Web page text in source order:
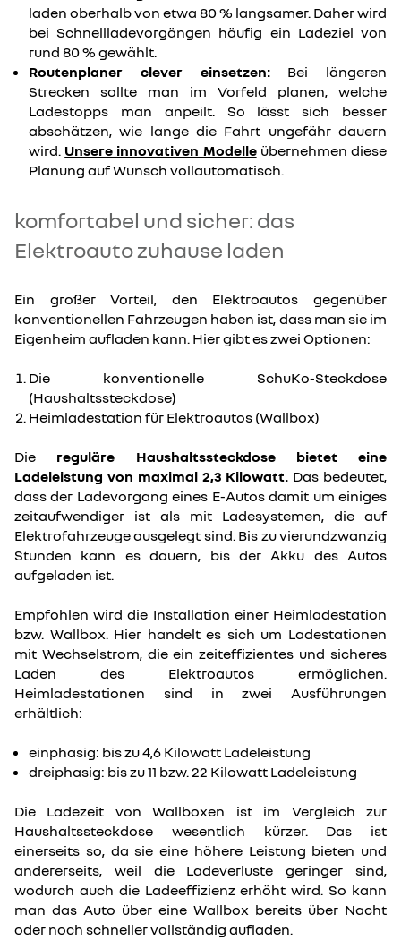
laden oberhalb von etwa 80 % langsamer. Daher wird
bei Schnellladevorgängen häufig ein Ladeziel von
rund 80 % gewählt.
Routenplaner clever einsetzen: Bei längeren
Strecken sollte man im Vorfeld planen, welche
Ladestopps man anpeilt. So lässt sich besser
abschätzen, wie lange die Fahrt ungefähr dauern
wird. Unsere innovativen Modelleübernehmen diese
Planung auf Wunsch vollautomatisch.
komfortabel und sicher: das
Elektroauto zuhause laden
Ein großer Vorteil, den Elektroautos gegenüber
konventionellen Fahrzeugen haben ist, dass man sie im
Eigenheim aufladen kann. Hier gibt es zwei Optionen:
Die konventionelle SchuKo-Steckdose
(Haushaltssteckdose)
Heimladestation für Elektroautos (Wallbox)
Die reguläre Haushaltssteckdose bietet eine
Ladeleistung von maximal 2,3 Kilowatt. Das bedeutet,
dass der Ladevorgang eines E-Autos damit um einiges
zeitaufwendiger ist als mit Ladesystemen, die auf
Elektrofahrzeuge ausgelegt sind. Bis zu vierundzwanzig
Stunden kann es dauern, bis der Akku des Autos
aufgeladen ist.
Empfohlen wird die Installation einer Heimladestation
bzw. Wallbox. Hier handelt es sich um Ladestationen
mit Wechselstrom, die ein zeiteffizientes und sicheres
Laden des Elektroautos ermöglichen.
Heimladestationen sind in zwei Ausführungen
erhältlich:
einphasig: bis zu 4,6 Kilowatt Ladeleistung
dreiphasig: bis zu 11 bzw. 22 Kilowatt Ladeleistung
Die Ladezeit von Wallboxen ist im Vergleich zur
Haushaltssteckdose wesentlich kürzer. Das ist
einerseits so, da sie eine höhere Leistung bieten und
andererseits, weil die Ladeverluste geringer sind,
wodurch auch die Ladeeffizienz erhöht wird. So kann
man das Auto über eine Wallbox bereits über Nacht
oder noch schneller vollständig aufladen.